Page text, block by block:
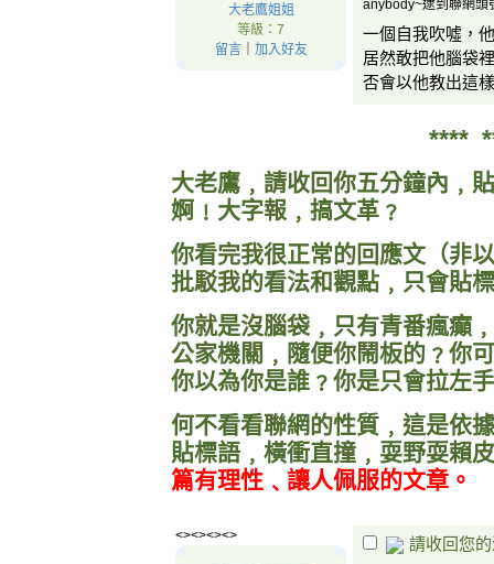
大老鷹姐姐
等級：7
留言｜ 加入好友
anybody~逮到聯網頭
一個自我吹噓，
居然敢把他腦袋
否會以他教出這
****
大老鷹﹐請收回你五分鐘內﹐
婀﹗大字報﹐搞文革﹖
你看完我很正常的回應文 （非
批駁我的看法和觀點﹐只會貼
你就是沒腦袋﹐只有青番瘋癲
公家機關﹐隨便你鬧板的﹖你
你以為你是誰﹖你是只會拉左
何不看看聯網的性質﹐這是依
貼標語﹐橫衝直撞﹐耍野耍賴
篇有理性﹑讓人佩服的文章。
<><><><> 請收回您